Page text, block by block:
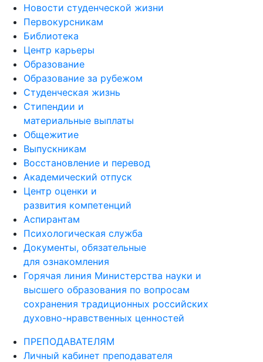
Новости студенческой жизни
Первокурсникам
Библиотека
Центр карьеры
Образование
Образование за рубежом
Студенческая жизнь
Стипендии и
материальные выплаты
Общежитие
Выпускникам
Восстановление и перевод
Академический отпуск
Центр оценки и
развития компетенций
Аспирантам
Психологическая служба
Документы, обязательные
для ознакомления
Горячая линия Министерства науки и
высшего образования по вопросам
сохранения традиционных российских
духовно-нравственных ценностей
ПРЕПОДАВАТЕЛЯМ
Личный кабинет преподавателя